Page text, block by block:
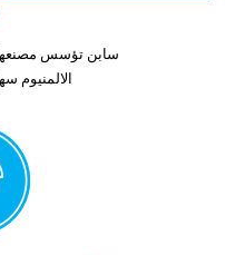
سابن تؤسس مصنعها
الالمنيوم